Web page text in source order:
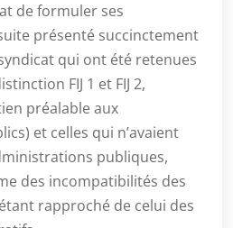
de formuler ses
présenté succinctement
qui ont été retenues
FIJ 1 et FIJ 2,
préalable aux
et celles qui n’avaient
publiques,
des incompatibilités des
rapproché de celui des